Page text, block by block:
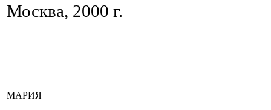
Москва, 2000 г.
МАРИЯ